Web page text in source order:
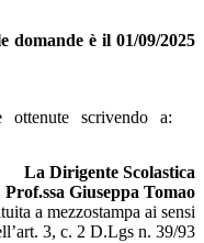
domande è il 01/09/2025
ottenute scrivendo a:
La Dirigente Scolastica
Prof.ssa Giuseppa Tomao
a mezzostampa ai sensi
3, c. 2 D.Lgs n. 39/93